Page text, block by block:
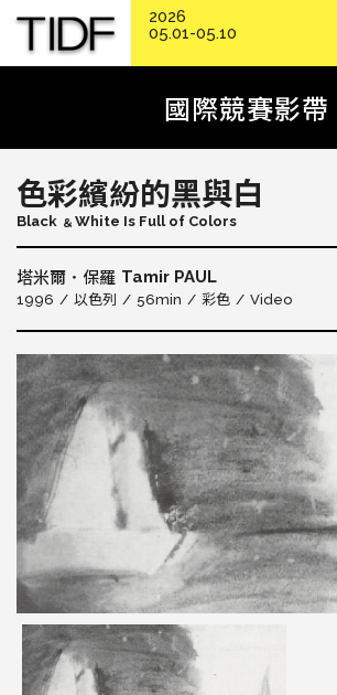
國際競賽影帶
色彩繽紛的黑與白
Black ﹠White Is Full of Colors
塔米爾．保羅 Tamir PAUL
1996 以色列 56min 彩色 Video
2026
05.01-05.10